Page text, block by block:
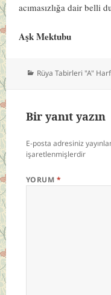
acımasızlığa dair belli
Aşk Mektubu
Kategoriler
Rüya Tabirleri "A"
Bir yanıt yazın
E-posta adresiniz
işaretlenmişlerdir
YORUM *